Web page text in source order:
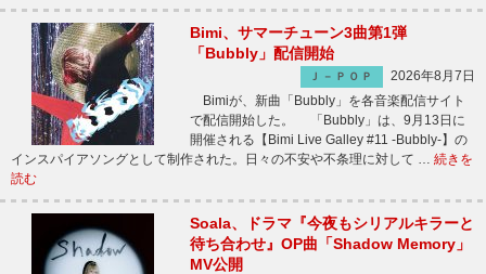
Bimi、サマーチューン3曲第1弾
「Bubbly」配信開始
Ｊ－ＰＯＰ
2026年8月7日
Bimiが、新曲「Bubbly」を各音楽配信サイト
で配信開始した。 「Bubbly」は、9月13日に
開催される【Bimi Live Galley #11 -Bubbly-】の
インスパイアソングとして制作された。日々の不安や不条理に対して … 続きを
読む
Soala、ドラマ『今夜もシリアルキラーと
待ち合わせ』OP曲「Shadow Memory」
MV公開